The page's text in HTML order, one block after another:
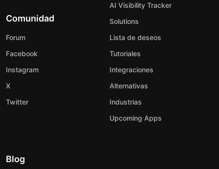
Comunidad
Forum
Facebook
Instagram
X
Twitter
AI Visibility Tracker
Solutions
Lista de deseos
Tutoriales
Integraciones
Alternativas
Industrias
Upcoming Apps
Blog